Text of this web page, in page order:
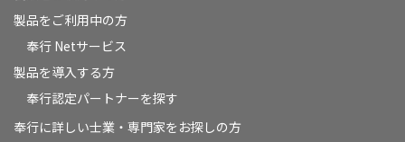
製品をご利用中の方
奉行 Netサービス
製品を導入する方
奉行認定パートナーを探す
奉行に詳しい士業・専門家をお探しの方